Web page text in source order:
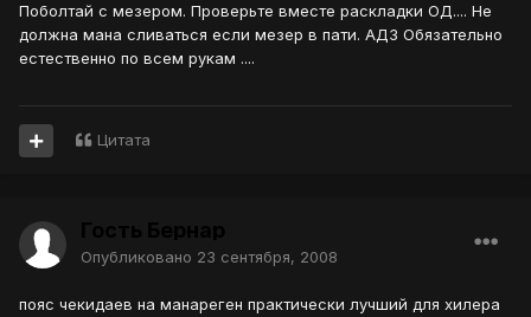
Поболтай с мезером. Проверьте вместе раскладки ОД.... Не
должна мана сливаться если мезер в пати. АД3 Обязательно
естественно по всем рукам ....
Цитата
Опубликовано 23 сентября, 2008
пояс чекидаев на манареген практически лучший для хилера